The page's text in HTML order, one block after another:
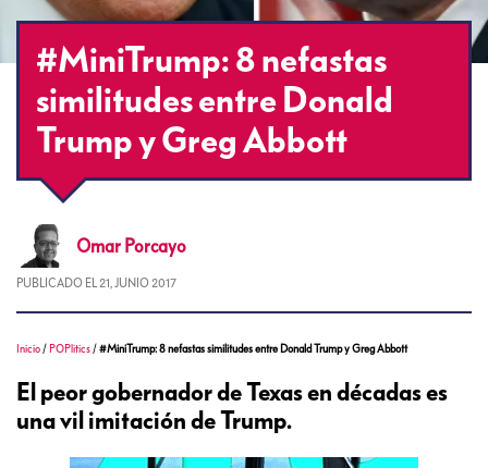
#MiniTrump: 8 nefastas
similitudes entre Donald
Trump y Greg Abbott
Omar Porcayo
PUBLICADO EL 21, JUNIO 2017
Inicio / POPlitics /#MiniTrump: 8 nefastas similitudes entre Donald Trump y Greg Abbott
El peor gobernador de Texas en décadas es
una vil imitación de Trump.